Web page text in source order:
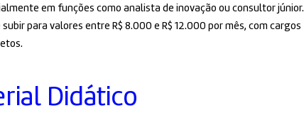
em funções como analista de inovação ou consultor júnior.
para valores entre R$ 8.000 e R$ 12.000 por mês, com cargos
Didático